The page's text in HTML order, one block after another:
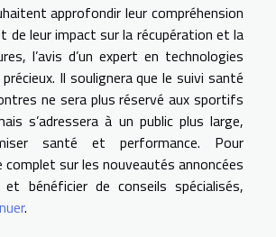
approfondir leur compréhension
de leur impact sur la récupération et la
l’avis d’un expert en technologies
Il soulignera que le suivi santé
ne sera plus réservé aux sportifs
s’adressera à un public plus large,
santé et performance. Pour
complet sur les nouveautés annoncées
bénéficier de conseils spécialisés,
.